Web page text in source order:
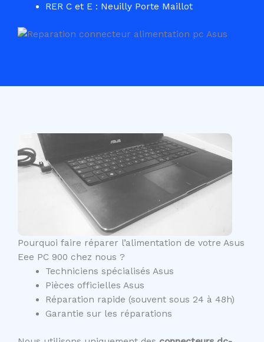
RER C et E : Neuilly Porte Maillot
Pourquoi faire réparer l’alimentation de votre Asus
Eee PC 900 chez nous ?
Techniciens spécialisés Asus
Pièces officielles Asus
Réparation rapide (souvent sous 24 à 48h)
Garantie sur les réparations